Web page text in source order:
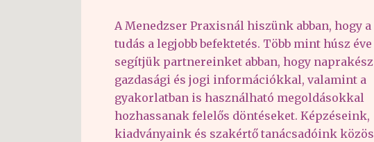
A Menedzser Praxisnál hiszünk abban, hogy a
tudás a legjobb befektetés. Több mint húsz éve
segítjük partnereinket abban, hogy naprakész
gazdasági és jogi információkkal, valamint a
gyakorlatban is használható megoldásokkal
hozhassanak felelős döntéseket. Képzéseink,
kiadványaink és szakértő tanácsadóink közös